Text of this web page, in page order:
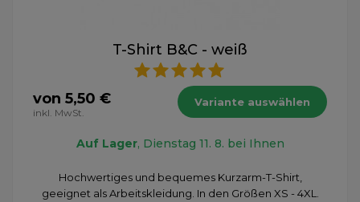
T-Shirt B&C - weiß
von 5,50 €
inkl. MwSt.
Variante auswählen
Auf Lager, Dienstag 11. 8. bei Ihnen
Hochwertiges und bequemes Kurzarm-T-Shirt,
geeignet als Arbeitskleidung. In den Größen XS - 4XL.